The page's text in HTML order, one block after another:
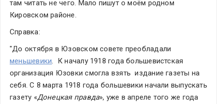
там читать не чего. Мало пишут о моём родном
Кировском районе.
Справка:
меньшевики.  К началу 1918 года большевистская
организация Юзовки смогла взять  издание газеты на
себя. С 8 марта 1918 года большевики начали выпускать
газету «Донецкая правда», уже в апреле того же года